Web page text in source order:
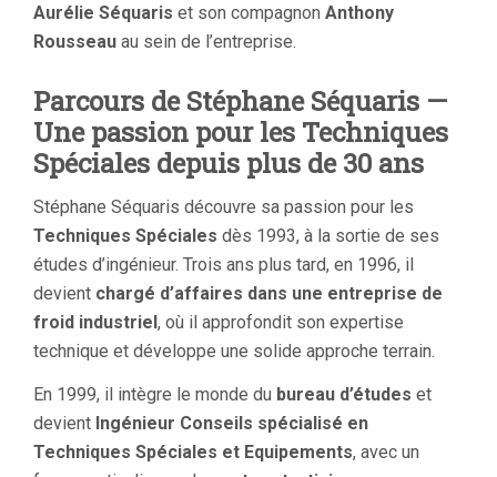
Aurélie Séquaris et son compagnon Anthony
Rousseau au sein de l’entreprise.
Parcours de Stéphane Séquaris —
Une passion pour les Techniques
Spéciales depuis plus de 30 ans
Stéphane Séquaris découvre sa passion pour les
Techniques Spéciales dès 1993, à la sortie de ses
études d’ingénieur. Trois ans plus tard, en 1996, il
devient chargé d’affaires dans une entreprise de
froid industriel, où il approfondit son expertise
technique et développe une solide approche terrain.
En 1999, il intègre le monde du bureau d’études et
devient Ingénieur Conseils spécialisé en
Techniques Spéciales et Equipements, avec un